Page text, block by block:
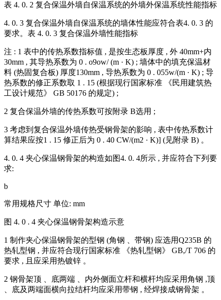
表 4. 0. 2 复合保温外墙自保温系统的外墙外保温系统性能指标
4. 0. 3 复合保温外墙自保温系统的墙体性能应符合表4. 0. 3 的
要求。表 4. 0. 3 复合保温外墙性能指标
注 : 1 表中的传热系数指标值 , 是按生态板厚度 , 外 40mm+内
30mm , 其导热系数为 0 . o9ow/ (m · K) ; 墙体中的填充保温材
料 (热固复合板) 厚度130mm , 导热系数为 0 . 055w/(m · K) ; 导
热系数的修正系数取 1 . 15 (根据现行国家标准 《民用建筑热
工设计规范》 GB 50176 的规定) ;
2 复合保温外墙的传热系数可按附录 B选用 ;
3 考虑到复合保温外墙传热受钢骨架的影响 , 表中传热系数计
算结果应按1 . 15 修正后为 0 . 40 CW/(m2 · K)] (见附录 B) 。
4. 0. 4 夹心保温钢骨架的构造如图4. 0. 4所示 , 并应符合下列要
求:
b
常用规格尺寸 单位: mm
图 4. 0 . 4 夹心保温钢骨架构造示意
1 制作夹心保温钢骨架的型钢 (角钢 、带钢) 应选用Q235B 的
热轧型钢 , 并应符合现行国家标准 《热轧型钢》 GB,/T 706 的
要求 , 且应采用热镀锌 。
2 钢骨架顶 、底两端 、内外侧面立杆和横杆均应采用角钢 ,顶
、底及两端面横向拉结杆均应采用带钢 , 经焊接成钢骨架 。